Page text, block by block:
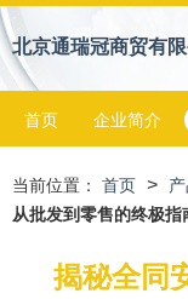
北京通瑞冠商贸有限
首页 企业简介
当前位置： 首页 >
从批发到零售的终极指
揭秘全同